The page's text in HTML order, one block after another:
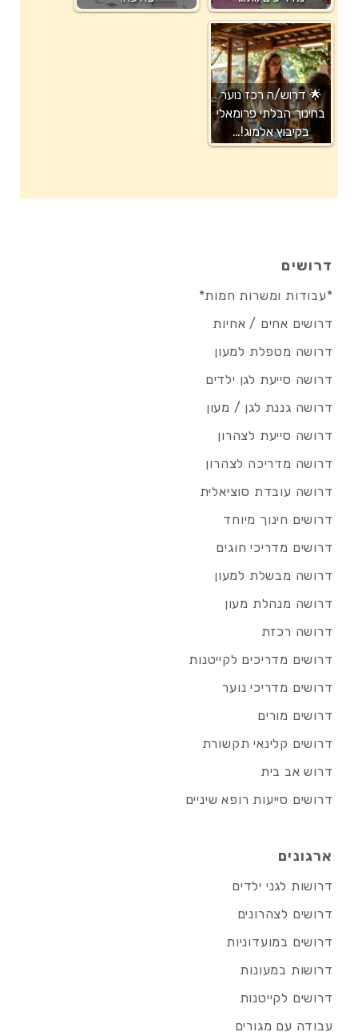
🌟 דרוש/ה רכז נוער
בחינוך הבלתי פרומאלי
בקיבוץ אלמוג!…
דרושים
*עבודות ומשרות חמות*
דרושים אחים / אחיות
דרושה מטפלת למעון
דרושה סייעת לגן ילדים
דרושה גננת לגן / מעון
דרושה סייעת לצהרון
דרושה מדריכה לצהרון
דרושה עובדת סוציאלית
דרושים חינוך מיוחד
דרושים מדריכי חוגים
דרושה מבשלת למעון
דרושה מנהלת מעון
דרושה רכזת
דרושים מדריכים לקייטנות
דרושים מדריכי נוער
דרושים מורים
דרושים קלינאי תקשורת
דרוש אב בית
דרושים סייעות רופא שיניים
ארגונים
דרושות לגני ילדים
דרושים לצהרונים
דרושים במועדוניות
דרושות במעונות
דרושים לקייטנות
עבודה עם מגורים